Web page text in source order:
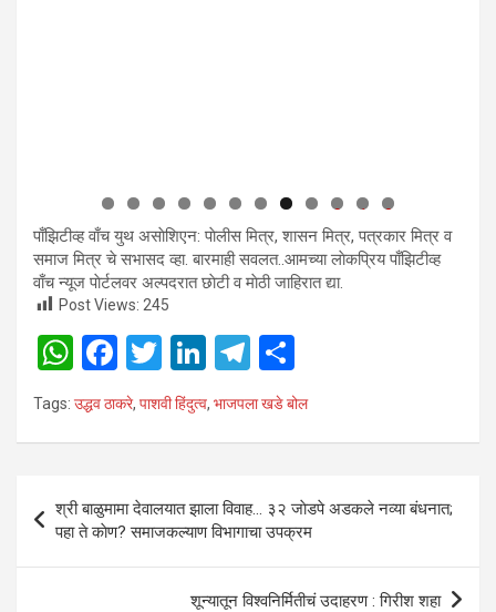
0 1
2
पाँझिटीव्ह वाँच युथ असाेशिएन: पाेलीस मित्र, शासन मित्र, पत्रकार मित्र व
समाज मित्र चे सभासद व्हा. बारमाही सवलत..आमच्या लाेकप्रिय पाँझिटीव्ह
वाँच न्यूज पाेर्टलवर अल्पदरात छाेटी व माेठी जाहिरात द्या.
Post Views: 245
W
h
at
A
p
p
F
a
ce
o
o
k
T
wi
tt
Li
n
ke
n
T
el
e
a
m
h
ar
Tags: उद्धव ठाकरे, पाशवी हिंदुत्व, भाजपला खडे बोल
Post
navigation
श्री बाळुमामा देवालयात झाला विवाह… ३२ जाेडपे अडकले नव्या बंधनात;
पहा ते काेण? समाजकल्याण विभागाचा उपक्रम
शून्यातून विश्वनिर्मितीचं उदाहरण : गिरीश शहा